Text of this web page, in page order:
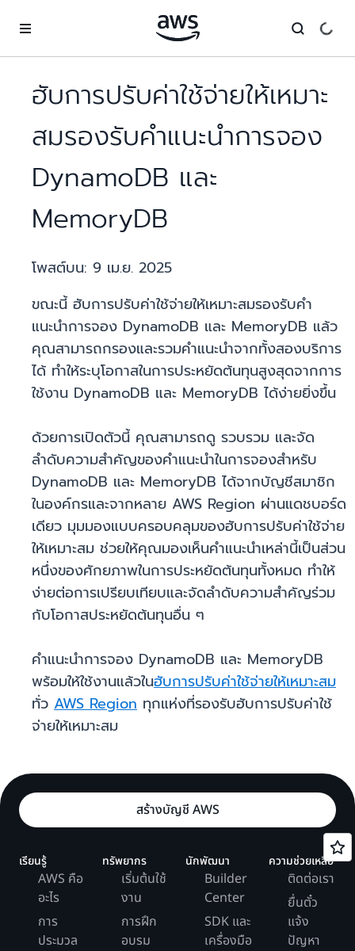
ฮับการปรับค่าใช้จ่ายให้เหมาะ
สมรองรับคำแนะนำการจอง
DynamoDB และ
MemoryDB
โพสต์บน: 9 เม.ย. 2025
ขณะนี้ ฮับการปรับค่าใช้จ่ายให้เหมาะสมรองรับคำ
แนะนำการจอง DynamoDB และ MemoryDB แล้ว
คุณสามารถกรองและรวมคำแนะนำจากทั้งสองบริการ
ได้ ทำให้ระบุโอกาสในการประหยัดต้นทุนสูงสุดจากการ
ใช้งาน DynamoDB และ MemoryDB ได้ง่ายยิ่งขึ้น
ด้วยการเปิดตัวนี้ คุณสามารถดู รวบรวม และจัด
ลำดับความสำคัญของคำแนะนำในการจองสำหรับ
DynamoDB และ MemoryDB ได้จากบัญชีสมาชิก
ในองค์กรและจากหลาย AWS Region ผ่านแดชบอร์ด
เดียว มุมมองแบบครอบคลุมของฮับการปรับค่าใช้จ่าย
ให้เหมาะสม ช่วยให้คุณมองเห็นคำแนะนำเหล่านี้เป็นส่วน
หนึ่งของศักยภาพในการประหยัดต้นทุนทั้งหมด ทำให้
ง่ายต่อการเปรียบเทียบและจัดลำดับความสำคัญร่วม
กับโอกาสประหยัดต้นทุนอื่น ๆ
คำแนะนำการจอง DynamoDB และ MemoryDB
พร้อมให้ใช้งานแล้วในฮับการปรับค่าใช้จ่ายให้เหมาะสม
ทั่ว AWS Region ทุกแห่งที่รองรับฮับการปรับค่าใช้
จ่ายให้เหมาะสม
สร้างบัญชี AWS
เรียนรู้
AWS คือ
อะไร
การ
ประมวล
ทรัพยากร
เริ่มต้นใช้
งาน
การฝึก
อบรม
นักพัฒนา
Builder
Center
SDK และ
เครื่องมือ
ความช่วยเหลือ
ติดต่อเรา
ยื่นตั๋ว
แจ้ง
ปัญหา